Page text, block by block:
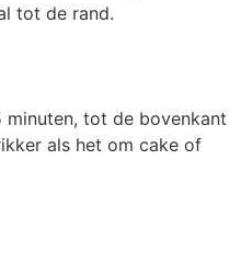
tot de rand.
minuten, tot de bovenkant
als het om cake of